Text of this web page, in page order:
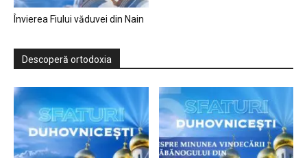
Învierea Fiului văduvei din Nain
Descoperă ortodoxia